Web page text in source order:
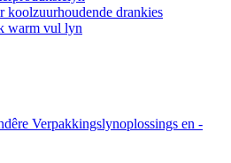
koolzuurhoudende drankies
warm vul lyn
Verpakkingslynoplossings en -